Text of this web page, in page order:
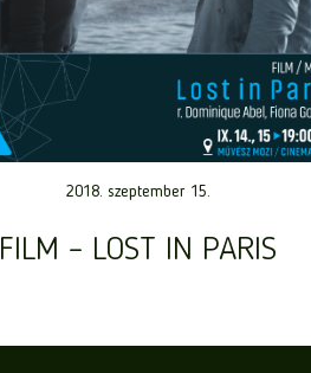
2018. szeptember 15.
FILM – LOST IN PARIS